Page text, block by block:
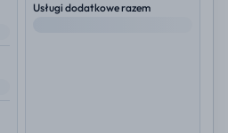
Usługi dodatkowe razem